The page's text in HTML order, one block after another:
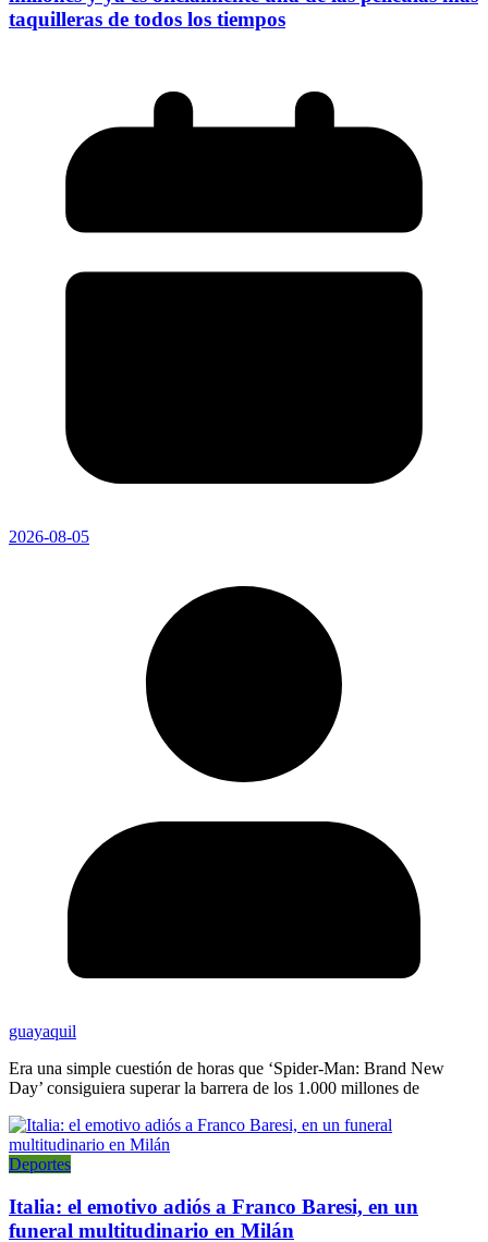
taquilleras de todos los tiempos
2026-08-05
guayaquil
Era una simple cuestión de horas que ‘Spider-Man: Brand New
Day’ consiguiera superar la barrera de los 1.000 millones de
Deportes
Italia: el emotivo adiós a Franco Baresi, en un
funeral multitudinario en Milán